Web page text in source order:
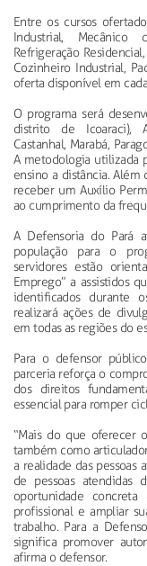
Entre os cursos
Industrial, Mecânico
Refrigeração
Cozinheiro Industrial,
oferta disponível em
O programa será
distrito de Icoaraci),
Castanhal, Marabá,
A metodologia utilizada
ensino a distância.
receber um Auxílio
ao cumprimento da
A Defensoria do Pará
população para o
servidores estão
Emprego” a assistidos
identificados durante
realizará ações de
em todas as regiões do
Para o defensor
parceria reforça o
dos direitos
essencial para romper
“Mais do que oferecer
também como
a realidade das pessoas
de pessoas atendidas
oportunidade
profissional e ampliar
trabalho. Para a
significa promover
afirma o defensor.